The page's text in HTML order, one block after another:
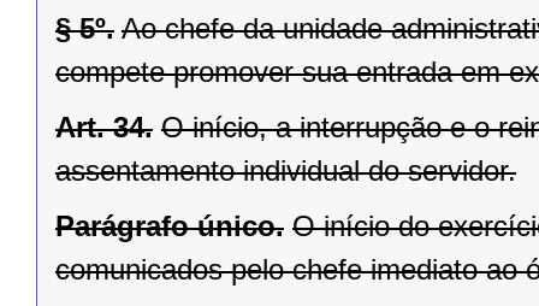
§ 5º. Ao chefe da unidade
compete promover sua entrada em
Art. 34. O início, a interrupção e o
assentamento individual do servidor.
Parágrafo único. O início do
comunicados pelo chefe imediato ao